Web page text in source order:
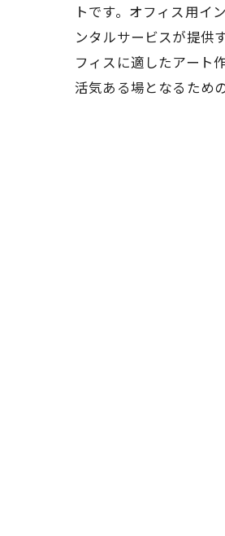
トです。オフィス用イ
ンタルサービスが提供
フィスに適したアート
活気ある場となるため